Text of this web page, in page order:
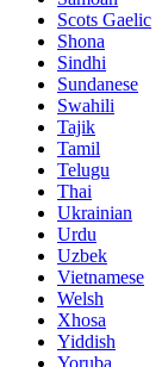
Scots Gaelic
Shona
Sindhi
Sundanese
Swahili
Tajik
Tamil
Telugu
Thai
Ukrainian
Urdu
Uzbek
Vietnamese
Welsh
Xhosa
Yiddish
Yoruba